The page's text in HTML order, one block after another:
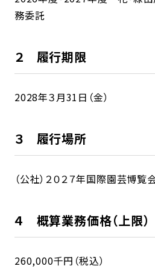
務委託
２ 履行期限
2028年３月31日（金）
３ 履行場所
（公社）２０２７年国際園芸博
４ 概算業務価格（上限）
260,000千円（税込）